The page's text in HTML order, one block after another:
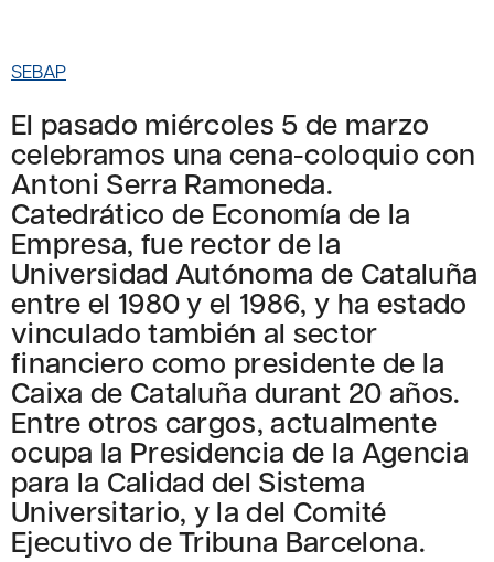
SEBAP
El pasado miércoles 5 de marzo
celebramos una cena-coloquio con
Antoni Serra Ramoneda.
Catedrático de Economía de la
Empresa, fue rector de la
Universidad Autónoma de Cataluña
entre el 1980 y el 1986, y ha estado
vinculado también al sector
financiero como presidente de la
Caixa de Cataluña durant 20 años.
Entre otros cargos, actualmente
ocupa la Presidencia de la Agencia
para la Calidad del Sistema
Universitario, y la del Comité
Ejecutivo de Tribuna Barcelona.